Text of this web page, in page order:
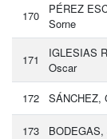
170
PÉREZ
Sorne
171
IGLESIAS
Oscar
172 SÁNCHEZ,
173